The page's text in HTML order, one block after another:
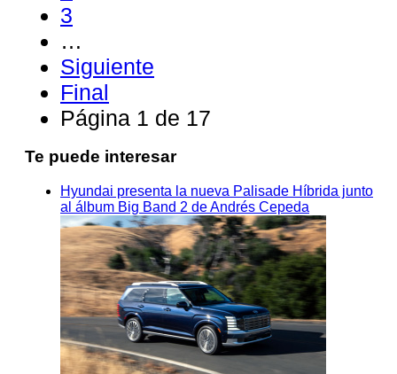
3
…
Siguiente
Final
Página 1 de 17
Te puede interesar
Hyundai presenta la nueva Palisade Híbrida junto
al álbum Big Band 2 de Andrés Cepeda